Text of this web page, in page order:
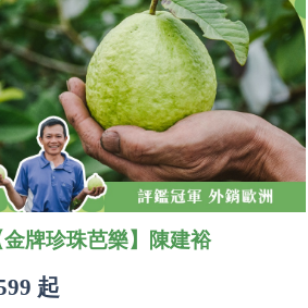
金牌珍珠芭樂】陳建裕
起